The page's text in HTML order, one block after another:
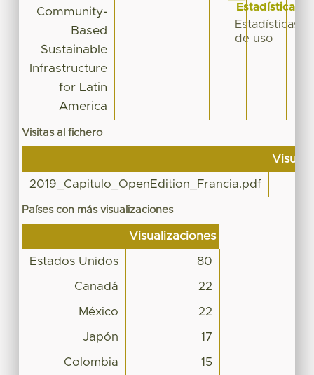
Community-
Based
Sustainable
Infrastructure
for Latin
America
Visitas al fichero
2019_Capitulo_OpenEdition_Francia.pdf
Países con más visualizaciones
Visualizaciones
Estados Unidos 80
Canadá 22
México 22
Japón 17
Colombia 15
Estadísticas
Estadísticas
de uso